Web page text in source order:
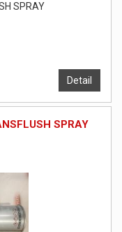
SPRAY
Detail
SPRAY